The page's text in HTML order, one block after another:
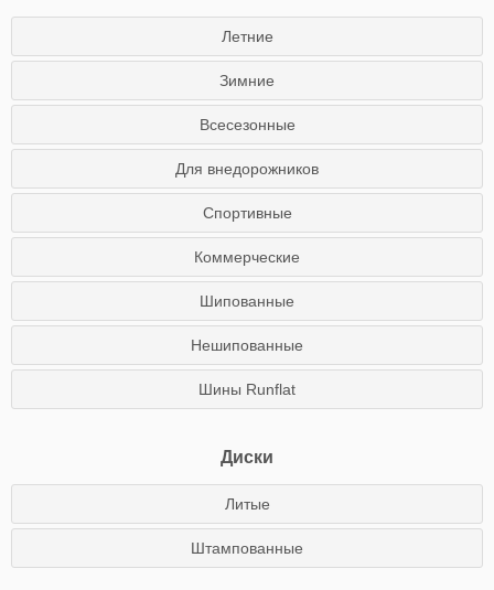
Летние
Зимние
Всесезонные
Для внедорожников
Спортивные
Коммерческие
Шипованные
Нешипованные
Шины Runflat
Диски
Литые
Штампованные